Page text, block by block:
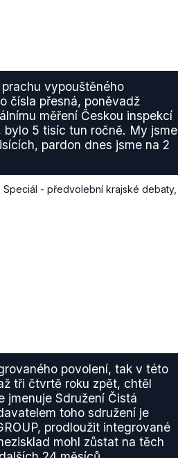
vypouštěného
čísla přesná, poněvadž
měření Českou inspekcí
bylo 5 tisíc tun ročně. My jsme
pardon dnes jsme na 2
Speciál - předvolební krajské debaty,
povolení, tak v této
tři čtvrtě roku zpět, chtěl
jmenuje Sdružení Čistá
toho sdružení je
prodloužit integrované
mohl zůstat na těch